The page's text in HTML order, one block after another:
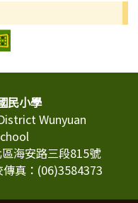
民小學
Wunyuan
海安路三段815號
真：(06)3584373